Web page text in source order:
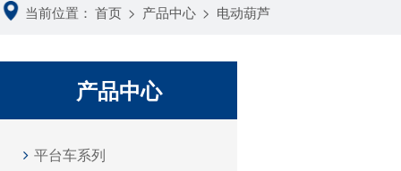
当前位置： 首页 > 产品中心 > 电动葫芦
产品中心
平台车系列